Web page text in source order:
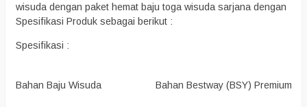
wisuda dengan paket hemat baju toga wisuda sarjana dengan
Spesifikasi Produk sebagai berikut :
Spesifikasi :
Bahan Baju Wisuda Bahan Bestway (BSY) Premium